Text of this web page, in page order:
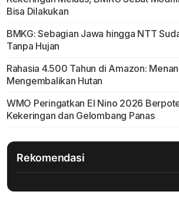
Bisa Dilakukan
BMKG: Sebagian Jawa hingga NTT
Tanpa Hujan
Rahasia 4.500 Tahun di Amazon:
Mengembalikan Hutan
WMO Peringatkan El Nino 2026
Kekeringan dan Gelombang Panas
Rekomendasi